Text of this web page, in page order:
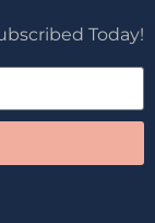
Today!